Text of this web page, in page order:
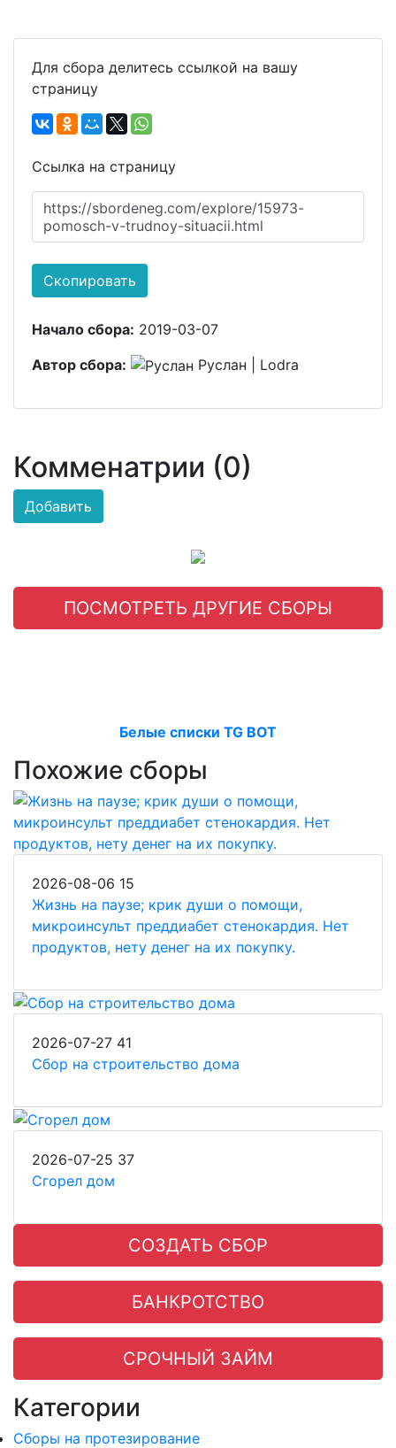
Для сбора делитесь ссылкой на вашу
страницу
Ссылка на страницу
https://sbordeneg.com/explore/15973-
pomosch-v-trudnoy-situacii.html
Скопировать
Начало сбора: 2019-03-07
Автор сбора:
Руслан | Lodra
Комменатрии (0)
Добавить
ПОСМОТРЕТЬ ДРУГИЕ СБОРЫ
Белые списки TG BOT
Похожие сборы
2026-08-06 15
Жизнь на паузе; крик души о помощи,
микроинсульт преддиабет стенокардия. Нет
продуктов, нету денег на их покупку.
2026-07-27 41
Сбор на строительство дома
2026-07-25 37
Сгорел дом
СОЗДАТЬ СБОР
БАНКРОТСТВО
СРОЧНЫЙ ЗАЙМ
Категории
Сборы на протезирование